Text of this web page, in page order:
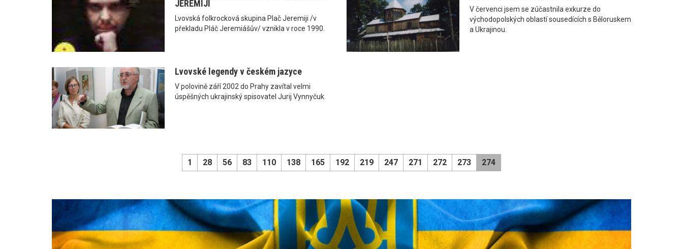
JEREMIJI
Lvovská folkrocková skupina Plač Jeremiji /v
překladu Pláč Jeremiášův/ vznikla v roce 1990.
V červenci jsem se zúčastnila exkurze do
východopolských oblastí sousedících s Běloruskem
a Ukrajinou.
Lvovské legendy v českém jazyce
V polovině září 2002 do Prahy zavítal velmi
úspěšných ukrajinský spisovatel Jurij Vynnyčuk.
1 28 56 83 110 138 165 192 219 247 271 272 273 274